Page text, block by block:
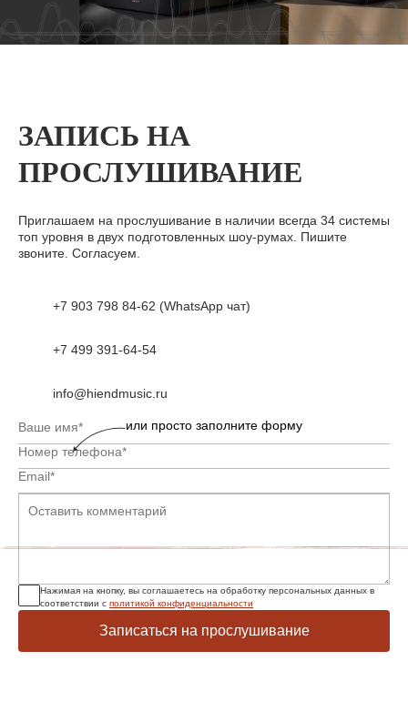
ЗАПИСЬ НА
ПРОСЛУШИВАНИЕ
Приглашаем на прослушивание в наличии всегда 34 системы
топ уровня в двух подготовленных шоу-румах. Пишите
звоните. Согласуем.
+7 903 798 84-62 (WhatsApp чат)
+7 499 391-64-54
info@hiendmusic.ru
Нажимая на кнопку, вы соглашаетесь на обработку персональных данных в
соответствии с политикой конфиденциальности
Записаться на прослушивание
или просто заполните форму